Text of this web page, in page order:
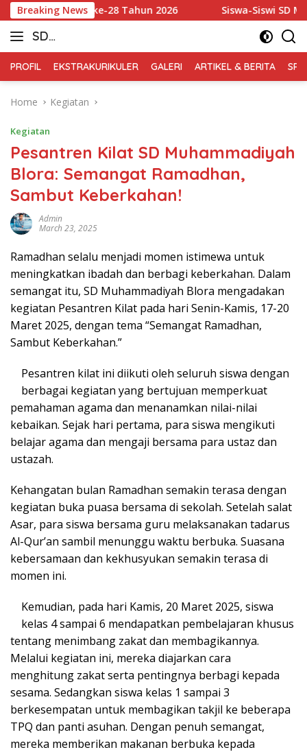
Skip
to
content
Breaking News
Blora ke-28 Tahun 2026 Siswa-Siswi SD
SD
Muhammadiyah
Blora
PROFIL EKSTRAKURIKULER GALERI ARTIKEL & BERITA
Home Kegiatan
Kegiatan
Pesantren Kilat SD Muhammadiyah
Blora: Semangat Ramadhan,
Sambut Keberkahan!
Admin
March 23, 2025
Ramadhan selalu menjadi momen istimewa untuk
meningkatkan ibadah dan berbagi keberkahan. Dalam
semangat itu, SD Muhammadiyah Blora mengadakan
kegiatan Pesantren Kilat pada hari Senin-Kamis, 17-20
Maret 2025, dengan tema “Semangat Ramadhan,
Sambut Keberkahan.”
Pesantren kilat ini diikuti oleh seluruh siswa dengan
berbagai kegiatan yang bertujuan memperkuat
pemahaman agama dan menanamkan nilai-nilai
kebaikan. Sejak hari pertama, para siswa mengikuti
belajar agama dan mengaji bersama para ustaz dan
ustazah.
Kehangatan bulan Ramadhan semakin terasa dengan
kegiatan buka puasa bersama di sekolah. Setelah salat
Asar, para siswa bersama guru melaksanakan tadarus
Al-Qur’an sambil menunggu waktu berbuka. Suasana
kebersamaan dan kekhusyukan semakin terasa di
momen ini.
Kemudian, pada hari Kamis, 20 Maret 2025, siswa
kelas 4 sampai 6 mendapatkan pembelajaran khusus
tentang menimbang zakat dan membagikannya.
Melalui kegiatan ini, mereka diajarkan cara
menghitung zakat serta pentingnya berbagi kepada
sesama. Sedangkan siswa kelas 1 sampai 3
berkesempatan untuk membagikan takjil ke beberapa
TPQ dan panti asuhan. Dengan penuh semangat,
mereka memberikan makanan berbuka kepada